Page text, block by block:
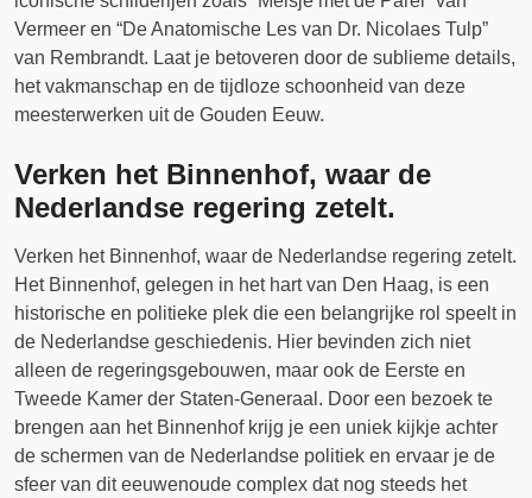
Vermeer en “De Anatomische Les van Dr. Nicolaes Tulp”
van Rembrandt. Laat je betoveren door de sublieme details,
het vakmanschap en de tijdloze schoonheid van deze
meesterwerken uit de Gouden Eeuw.
Verken het Binnenhof, waar de
Nederlandse regering zetelt.
Verken het Binnenhof, waar de Nederlandse regering zetelt.
Het Binnenhof, gelegen in het hart van Den Haag, is een
historische en politieke plek die een belangrijke rol speelt in
de Nederlandse geschiedenis. Hier bevinden zich niet
alleen de regeringsgebouwen, maar ook de Eerste en
Tweede Kamer der Staten-Generaal. Door een bezoek te
brengen aan het Binnenhof krijg je een uniek kijkje achter
de schermen van de Nederlandse politiek en ervaar je de
sfeer van dit eeuwenoude complex dat nog steeds het